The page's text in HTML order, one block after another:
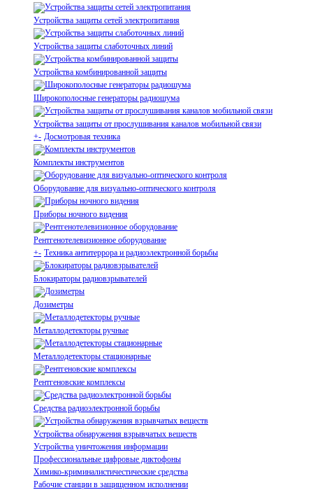
Устройства защиты сетей электропитания
Устройства защиты слаботочных линий
Устройства комбинированной защиты
Широкополосные генераторы радиошума
Устройства защиты от прослушивания каналов мобильной связи
+- Досмотровая техника
Комплекты инструментов
Оборудование для визуально-оптического контроля
Приборы ночного видения
Рентгенотелевизионное оборудование
+- Техника антитеррора и радиоэлектронной борьбы
Блокираторы радиовзрывателей
Дозиметры
Металлодетекторы ручные
Металлодетекторы стационарные
Рентгеновские комплексы
Средства радиоэлектронной борьбы
Устройства обнаружения взрывчатых веществ
Устройства уничтожения информации
Профессиональные цифровые диктофоны
Химико-криминалистичестические средства
Рабочие станции в защищенном исполнении